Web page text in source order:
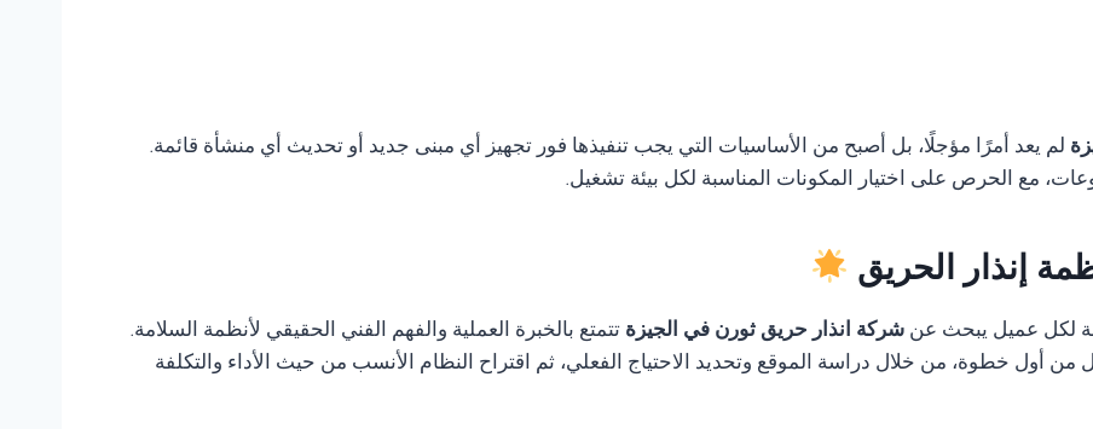
لم يعد أمرًا مؤجلًا، بل أصبح من الأساسيات التي يجب تنفيذها فور تجهيز أي مبنى جديد أو تحديث أي منشأة قائمة.
مع الحرص على اختيار المكونات المناسبة لكل بيئة تشغيل.
إنذار الحريق
لكل عميل يبحث عن شركة انذار حريق ثورن في الجيزة تتمتع بالخبرة العملية والفهم الفني الحقيقي لأنظمة السلامة.
من أول خطوة، من خلال دراسة الموقع وتحديد الاحتياج الفعلي، ثم اقتراح النظام الأنسب من حيث الأداء والتكلفة